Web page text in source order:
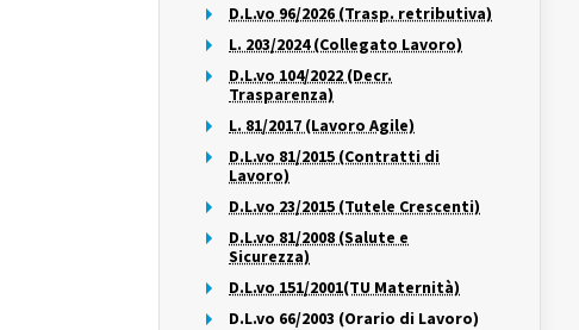
D.L.vo 96/2026 (Trasp. retributiva)
L. 203/2024 (Collegato Lavoro)
D.L.vo 104/2022 (Decr.
Trasparenza)
L. 81/2017 (Lavoro Agile)
D.L.vo 81/2015 (Contratti di
Lavoro)
D.L.vo 23/2015 (Tutele Crescenti)
D.L.vo 81/2008 (Salute e
Sicurezza)
D.L.vo 151/2001(TU Maternità)
D.L.vo 66/2003 (Orario di Lavoro)